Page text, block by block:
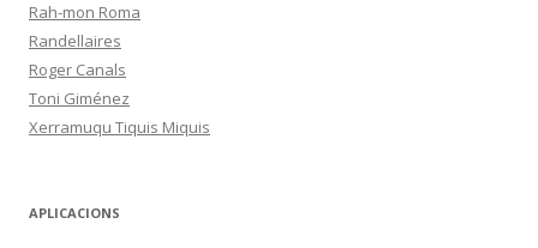
Rah-mon Roma
Randellaires
Roger Canals
Toni Giménez
Xerramuqu Tiquis Miquis
APLICACIONS